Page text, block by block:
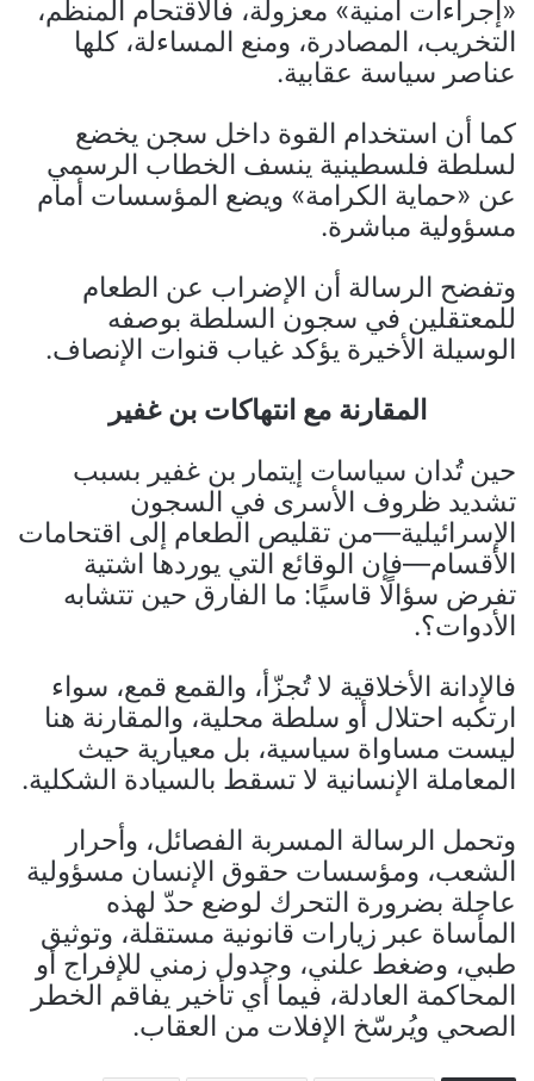
«إجراءات أمنية» معزولة، فالاقتحام المنظّم،
التخريب، المصادرة، ومنع المساءلة، كلها
عناصر سياسة عقابية.
كما أن استخدام القوة داخل سجن يخضع
لسلطة فلسطينية ينسف الخطاب الرسمي
عن «حماية الكرامة» ويضع المؤسسات أمام
مسؤولية مباشرة.
وتفضح الرسالة أن الإضراب عن الطعام
للمعتقلين في سجون السلطة بوصفه
الوسيلة الأخيرة يؤكد غياب قنوات الإنصاف.
المقارنة مع انتهاكات بن غفير
حين تُدان سياسات إيتمار بن غفير بسبب
تشديد ظروف الأسرى في السجون
الإسرائيلية—من تقليص الطعام إلى اقتحامات
الأقسام—فإن الوقائع التي يوردها اشتية
تفرض سؤالًا قاسيًا: ما الفارق حين تتشابه
الأدوات؟.
فالإدانة الأخلاقية لا تُجزّأ، والقمع قمع، سواء
ارتكبه احتلال أو سلطة محلية، والمقارنة هنا
ليست مساواة سياسية، بل معيارية حيث
المعاملة الإنسانية لا تسقط بالسيادة الشكلية.
وتحمل الرسالة المسربة الفصائل، وأحرار
الشعب، ومؤسسات حقوق الإنسان مسؤولية
عاجلة بضرورة التحرك لوضع حدّ لهذه
المأساة عبر زيارات قانونية مستقلة، وتوثيق
طبي، وضغط علني، وجدول زمني للإفراج أو
المحاكمة العادلة، فيما أي تأخير يفاقم الخطر
الصحي ويُرسّخ الإفلات من العقاب.